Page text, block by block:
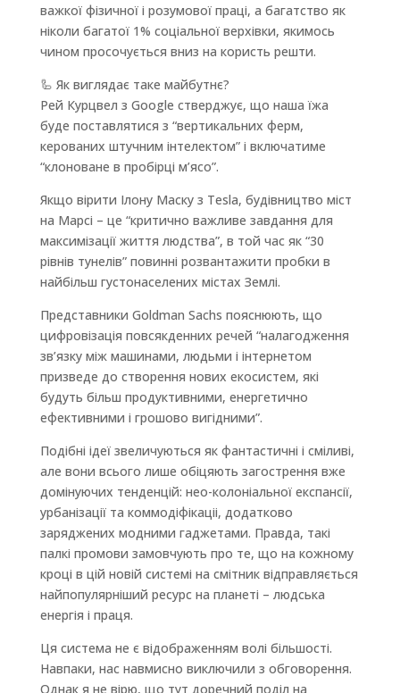
важкої фізичної і розумової праці, а багатство як
ніколи багатої 1% соціальної верхівки, якимось
чином просочується вниз на користь решти.
🦾 Як виглядає таке майбутнє?
Рей Курцвел з Google стверджує, що наша їжа
буде поставлятися з “вертикальних ферм,
керованих штучним інтелектом” і включатиме
“клоноване в пробірці м’ясо”.
Якщо вірити Ілону Маску з Tesla, будівництво міст
на Марсі – це “критично важливе завдання для
максимізації життя людства”, в той час як “30
рівнів тунелів” повинні розвантажити пробки в
найбільш густонаселених містах Землі.
Представники Goldman Sachs пояснюють, що
цифровізація повсякденних речей “налагодження
зв’язку між машинами, людьми і інтернетом
призведе до створення нових екосистем, які
будуть більш продуктивними, енергетично
ефективними і грошово вигідними”.
Подібні ідеї звеличуються як фантастичні і сміливі,
але вони всього лише обіцяють загострення вже
домінуючих тенденцій: нео-колоніальної експансії,
урбанізації та коммодіфікаціі, додатково
заряджених модними гаджетами. Правда, такі
палкі промови замовчують про те, що на кожному
кроці в цій новій системі на смітник відправляється
найпопулярніший ресурс на планеті – людська
енергія і праця.
Ця система не є відображенням волі більшості.
Навпаки, нас навмисно виключили з обговорення.
Однак я не вірю, що тут доречний поділ на